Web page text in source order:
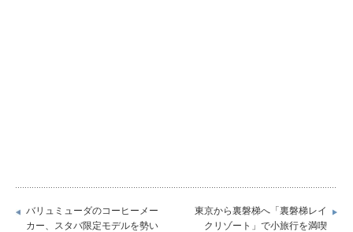
バリュミューダのコーヒーメー
カー、スタバ限定モデルを勢い
東京から裏磐梯へ「裏磐梯レイ
クリゾート」で小旅行を満喫